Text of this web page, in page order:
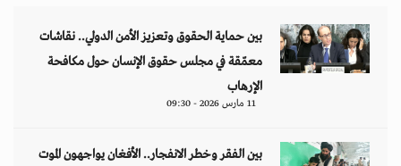
بين حماية الحقوق وتعزيز الأمن الدولي.. نقاشات
معمّقة في مجلس حقوق الإنسان حول مكافحة
الإرهاب
11 مارس 2026 - 09:30
بين الفقر وخطر الانفجار.. الأفغان يواجهون الموت